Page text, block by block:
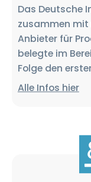
Das Deutsche
zusammen
Anbieter für
belegte im
Folge den
Alle Infos hier